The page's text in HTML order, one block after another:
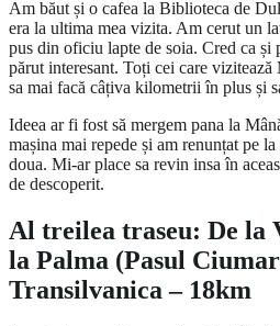
Am băut și o cafea la Biblioteca de
era la ultima mea vizita. Am cerut un
pus din oficiu lapte de soia. Cred ca și
părut interesant. Toți cei care
sa mai facă câțiva kilometrii în plus și
Ideea ar fi fost să mergem pana la
mașina mai repede și am renunțat pe
doua. Mi-ar place sa revin insa în
de descoperit.
Al treilea traseu: De la
la Palma (Pasul
Transilvanica – 18km